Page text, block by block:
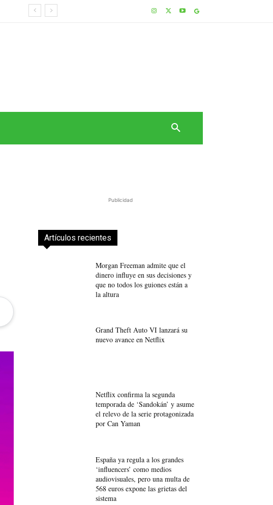
Publicidad
Artículos recientes
Morgan Freeman admite que el
dinero influye en sus decisiones y
que no todos los guiones están a
la altura
Grand Theft Auto VI lanzará su
nuevo avance en Netflix
Netflix confirma la segunda
temporada de ‘Sandokán’ y asume
el relevo de la serie protagonizada
por Can Yaman
España ya regula a los grandes
‘influencers’ como medios
audiovisuales, pero una multa de
568 euros expone las grietas del
sistema